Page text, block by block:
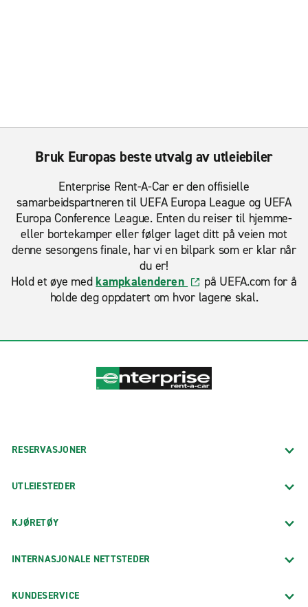
Bruk Europas beste utvalg av utleiebiler
Enterprise Rent-A-Car er den offisielle
samarbeidspartneren til UEFA Europa League og UEFA
Europa Conference League. Enten du reiser til hjemme-
eller bortekamper eller følger laget ditt på veien mot
denne sesongens finale, har vi en bilpark som er klar når
du er!
Hold et øye med kampkalenderen
på UEFA.com for å
holde deg oppdatert om hvor lagene skal.
RESERVASJONER
UTLEIESTEDER
KJØRETØY
INTERNASJONALE NETTSTEDER
KUNDESERVICE